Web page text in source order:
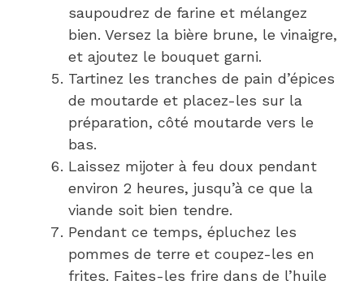
saupoudrez de farine et mélangez
bien. Versez la bière brune, le vinaigre,
et ajoutez le bouquet garni.
Tartinez les tranches de pain d’épices
de moutarde et placez-les sur la
préparation, côté moutarde vers le
bas.
Laissez mijoter à feu doux pendant
environ 2 heures, jusqu’à ce que la
viande soit bien tendre.
Pendant ce temps, épluchez les
pommes de terre et coupez-les en
frites. Faites-les frire dans de l’huile